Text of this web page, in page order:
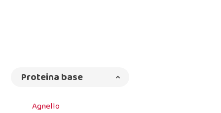
Proteina base
Agnello